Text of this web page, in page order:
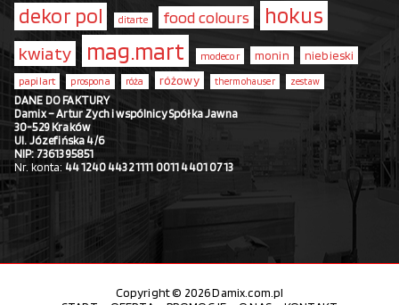
dekor pol ditarte food colours hokus
kwiaty mag.mart modecor monin niebieski
papilart prospona róża różowy thermohauser zestaw
DANE DO FAKTURY
Damix – Artur Zych i wspólnicy Spółka Jawna
30-529 Kraków
Ul. Józefińska 4/6
NIP: 7361395851
Nr. konta: 44 1240 4432 1111 0011 4401 0713
Copyright © 2026 Damix.com.pl